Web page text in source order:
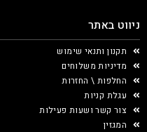
ניווט באתר
תקנון ותנאי שימוש
מדיניות משלוחים
החלפות \ החזרות
עגלת קניות
צור קשר ושעות פעילות
המגזין